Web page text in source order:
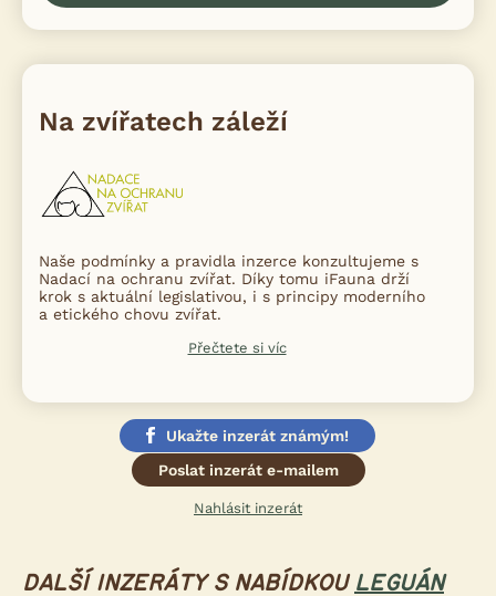
Na zvířatech záleží
Naše podmínky a pravidla inzerce konzultujeme s
Nadací na ochranu zvířat. Díky tomu iFauna drží
krok s aktuální legislativou, i s principy moderního
a etického chovu zvířat.
Přečtete si víc
Ukažte inzerát známým!
Poslat inzerát e-mailem
Nahlásit inzerát
DALŠÍ INZERÁTY S NABÍDKOU LEGUÁN